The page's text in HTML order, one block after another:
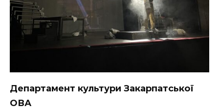
Департамент культури Закарпатської
ОВА